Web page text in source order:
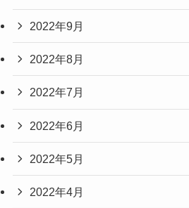
2022年9月
2022年8月
2022年7月
2022年6月
2022年5月
2022年4月